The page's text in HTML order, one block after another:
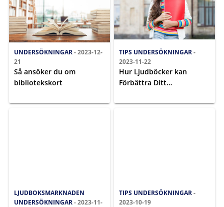
UNDERSÖKNINGAR- 2023-12-
21
Så ansöker du om
bibliotekskort
TIPS UNDERSÖKNINGAR-
2023-11-22
Hur Ljudböcker kan
Förbättra Ditt
LJUDBOKSMARKNADEN
UNDERSÖKNINGAR- 2023-11-
TIPS UNDERSÖKNINGAR-
2023-10-19